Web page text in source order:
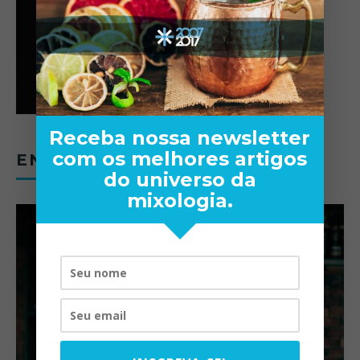
ENTREVISTAS
Receba nossa newsletter
com os melhores artigos
do universo da
mixologia.